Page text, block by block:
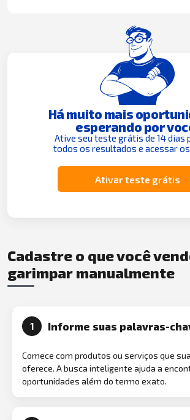
Há muito mais
esperando por
Ative seu teste grátis de 14 dias
todos os resultados e acessar
Ativar teste grátis
Cadastre o que você
garimpar manualmente
1 Informe suas palavras-
Comece com produtos ou serviços que
oferece. A busca inteligente ajuda a
oportunidades além do termo exato.